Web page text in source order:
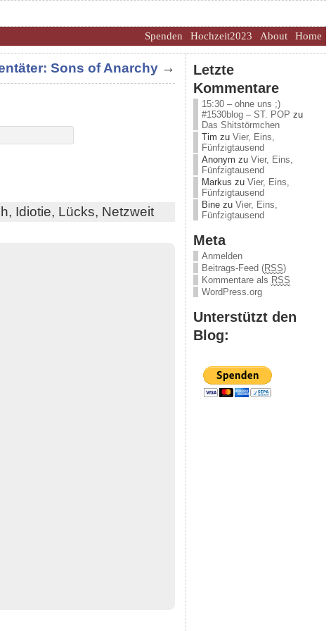
Home
About
Hochzeit2023
Spenden
Sons of Anarchy→
Idiotie, Lücks, Netzweit
Letzte
Kommentare
15:30 – ohne uns ;)
#1530blog – ST. POP zu
Das Shitstörmchen
Tim zu Vier, Eins,
Fünfzigtausend
Anonym zu Vier, Eins,
Fünfzigtausend
Markus zu Vier, Eins,
Fünfzigtausend
Binezu Vier, Eins,
Fünfzigtausend
Meta
Anmelden
Beitrags-Feed (RSS)
Kommentare als RSS
WordPress.org
Unterstützt den
Blog: